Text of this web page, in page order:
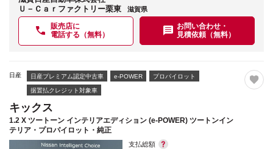
Ｕ－Ｃａｒファクトリー栗東
滋賀県
販売店に
電話する（無料）
お問い合わせ・
見積依頼（無料）
日産 日産プレミアム認定中古車 e-POWER プロパイロット
据置払クレジット対象車
キックス
1.2 X ツートーン インテリアエディション (e-POWER) ツートンイン
テリア・プロパイロット・純正
支払総額